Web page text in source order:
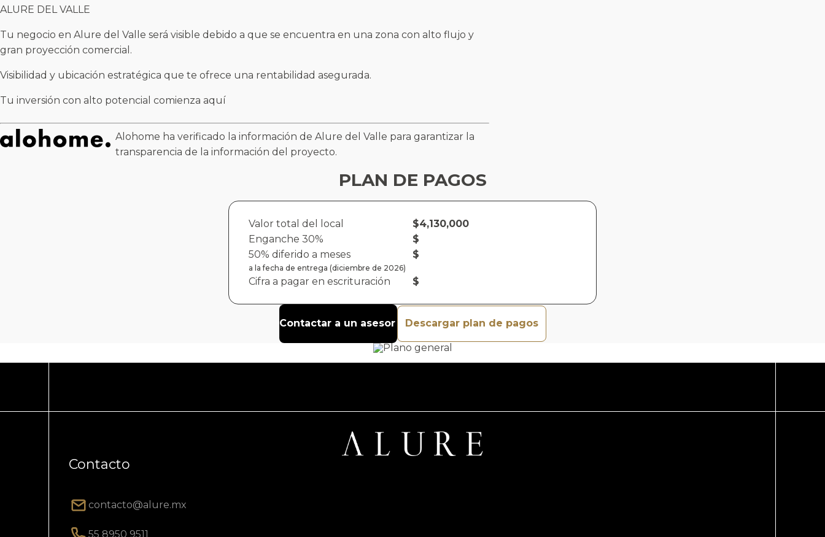
ALURE DEL VALLE
Tu negocio en Alure del Valle será visible debido a que se encuentra en una zona con alto flujo y
gran proyección comercial.
Visibilidad y ubicación estratégica que te ofrece una rentabilidad asegurada.
Tu inversión con alto potencial comienza aquí
Alohome ha verificado la información de Alure del Valle para garantizar la
transparencia de la información del proyecto.
PLAN DE PAGOS
Valor total del local
Enganche 30%
50% diferido a meses
a la fecha de entrega (diciembre de 2026)
Cifra a pagar en escrituración
$4,130,000
$
$
$
Contactar a un asesor Descargar plan de pagos
Contacto
contacto@alure.mx
55 8950 9511